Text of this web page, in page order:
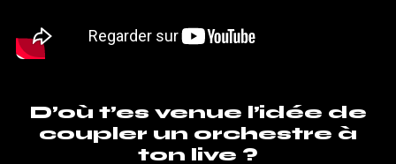
D’où t’es venue l’idée de
coupler un orchestre à
ton live ?